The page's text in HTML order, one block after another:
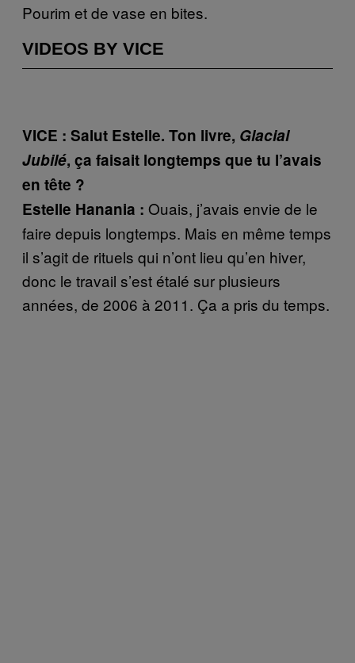
Pourim et de vase en bites.
VIDEOS BY VICE
VICE : Salut Estelle. Ton livre, Glacial
Jubilé, ça faisait longtemps que tu l’avais
en tête ?
Estelle Hanania : Ouais, j’avais envie de le
faire depuis longtemps. Mais en même temps
il s’agit de rituels qui n’ont lieu qu’en hiver,
donc le travail s’est étalé sur plusieurs
années, de 2006 à 2011. Ça a pris du temps.